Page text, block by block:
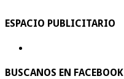
ESPACIO PUBLICITARIO
BUSCANOS EN FACEBOOK